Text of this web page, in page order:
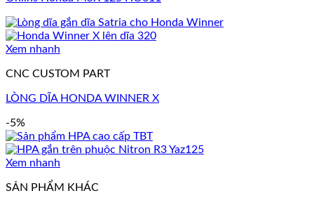
Xem nhanh
CNC CUSTOM PART
LÒNG DĨA HONDA WINNER X
-5%
Xem nhanh
SẢN PHẨM KHÁC